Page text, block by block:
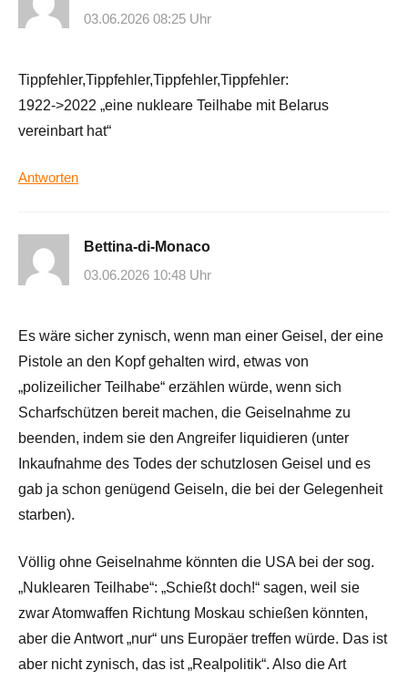
03.06.2026 08:25 Uhr
Tippfehler,Tippfehler,Tippfehler,Tippfehler:
1922->2022 „eine nukleare Teilhabe mit Belarus
vereinbart hat“
Antworten
Bettina-di-Monaco
03.06.2026 10:48 Uhr
Es wäre sicher zynisch, wenn man einer Geisel, der eine
Pistole an den Kopf gehalten wird, etwas von
„polizeilicher Teilhabe“ erzählen würde, wenn sich
Scharfschützen bereit machen, die Geiselnahme zu
beenden, indem sie den Angreifer liquidieren (unter
Inkaufnahme des Todes der schutzlosen Geisel und es
gab ja schon genügend Geiseln, die bei der Gelegenheit
starben).
Völlig ohne Geiselnahme könnten die USA bei der sog.
„Nuklearen Teilhabe“: „Schießt doch!“ sagen, weil sie
zwar Atomwaffen Richtung Moskau schießen könnten,
aber die Antwort „nur“ uns Europäer treffen würde. Das ist
aber nicht zynisch, das ist „Realpolitik“. Also die Art